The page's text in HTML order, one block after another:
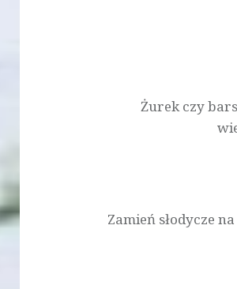
Żurek czy
Zamień słodycze